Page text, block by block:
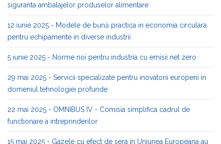
siguranta ambalajelor produselor alimentare
12 iunie 2025 - Modele de bună practica in economia circulara
pentru echipamente in diverse industrii
5 iunie 2025 - Norme noi pentru industria cu emisii net zero
29 mai 2025 - Servicii specializate pentru inovatorii europeni in
domeniul tehnologiei profunde
22 mai 2025 - OMNIBUS IV - Comisia simplifica cadrul de
functionare a intreprinderilor
15 mai 2025 - Gazele cu efect de sera in Uniunea Europeana au